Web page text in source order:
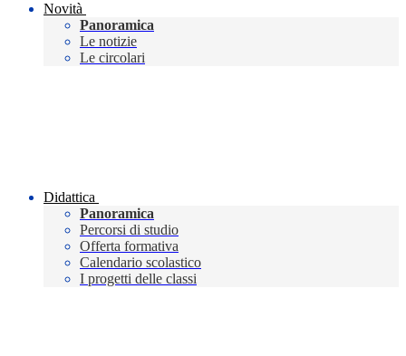
Novità
Panoramica
Le notizie
Le circolari
Didattica
Panoramica
Percorsi di studio
Offerta formativa
Calendario scolastico
I progetti delle classi